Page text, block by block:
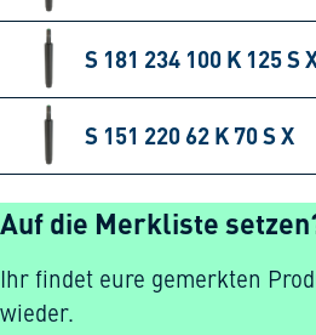
S 181 234 100 K 125 S
S 151 220 62 K 70 S X
Auf die Merkliste
Ihr findet eure gemerkten
wieder.